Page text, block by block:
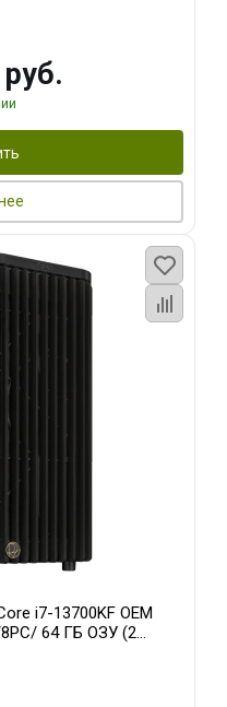
i7-13700KF OEM
8PC/ 64 ГБ ОЗУ (2
OC 16GB GDDR7